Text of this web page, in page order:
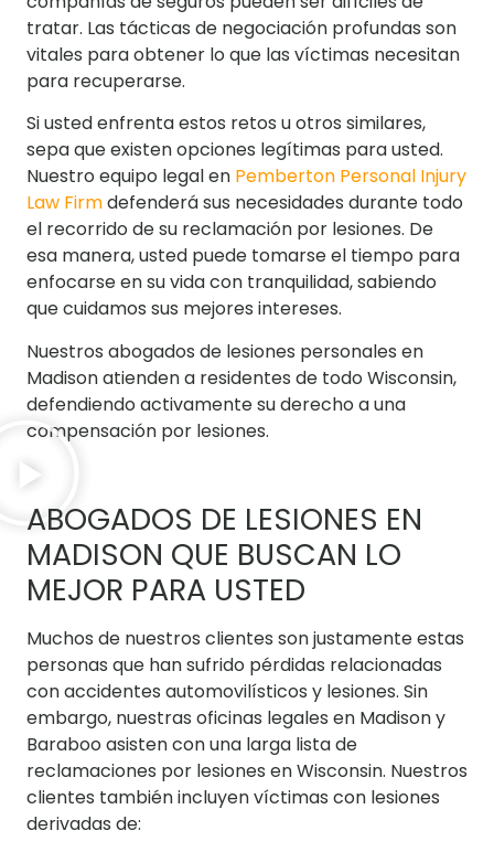
tratar. Las tácticas de negociación profundas son
vitales para obtener lo que las víctimas necesitan
para recuperarse.
Si usted enfrenta estos retos u otros similares,
sepa que existen opciones legítimas para usted.
Nuestro equipo legal en Pemberton Personal Injury
Law Firmdefenderá sus necesidades durante todo
el recorrido de su reclamación por lesiones. De
esa manera, usted puede tomarse el tiempo para
enfocarse en su vida con tranquilidad, sabiendo
que cuidamos sus mejores intereses.
Nuestros abogados de lesiones personales en
Madison atienden a residentes de todo Wisconsin,
defendiendo activamente su derecho a una
compensación por lesiones.
ABOGADOS DE LESIONES EN
MADISON QUE BUSCAN LO
MEJOR PARA USTED
Muchos de nuestros clientes son justamente estas
personas que han sufrido pérdidas relacionadas
con accidentes automovilísticos y lesiones. Sin
embargo, nuestras oficinas legales en Madison y
Baraboo asisten con una larga lista de
reclamaciones por lesiones en Wisconsin. Nuestros
clientes también incluyen víctimas con lesiones
derivadas de: